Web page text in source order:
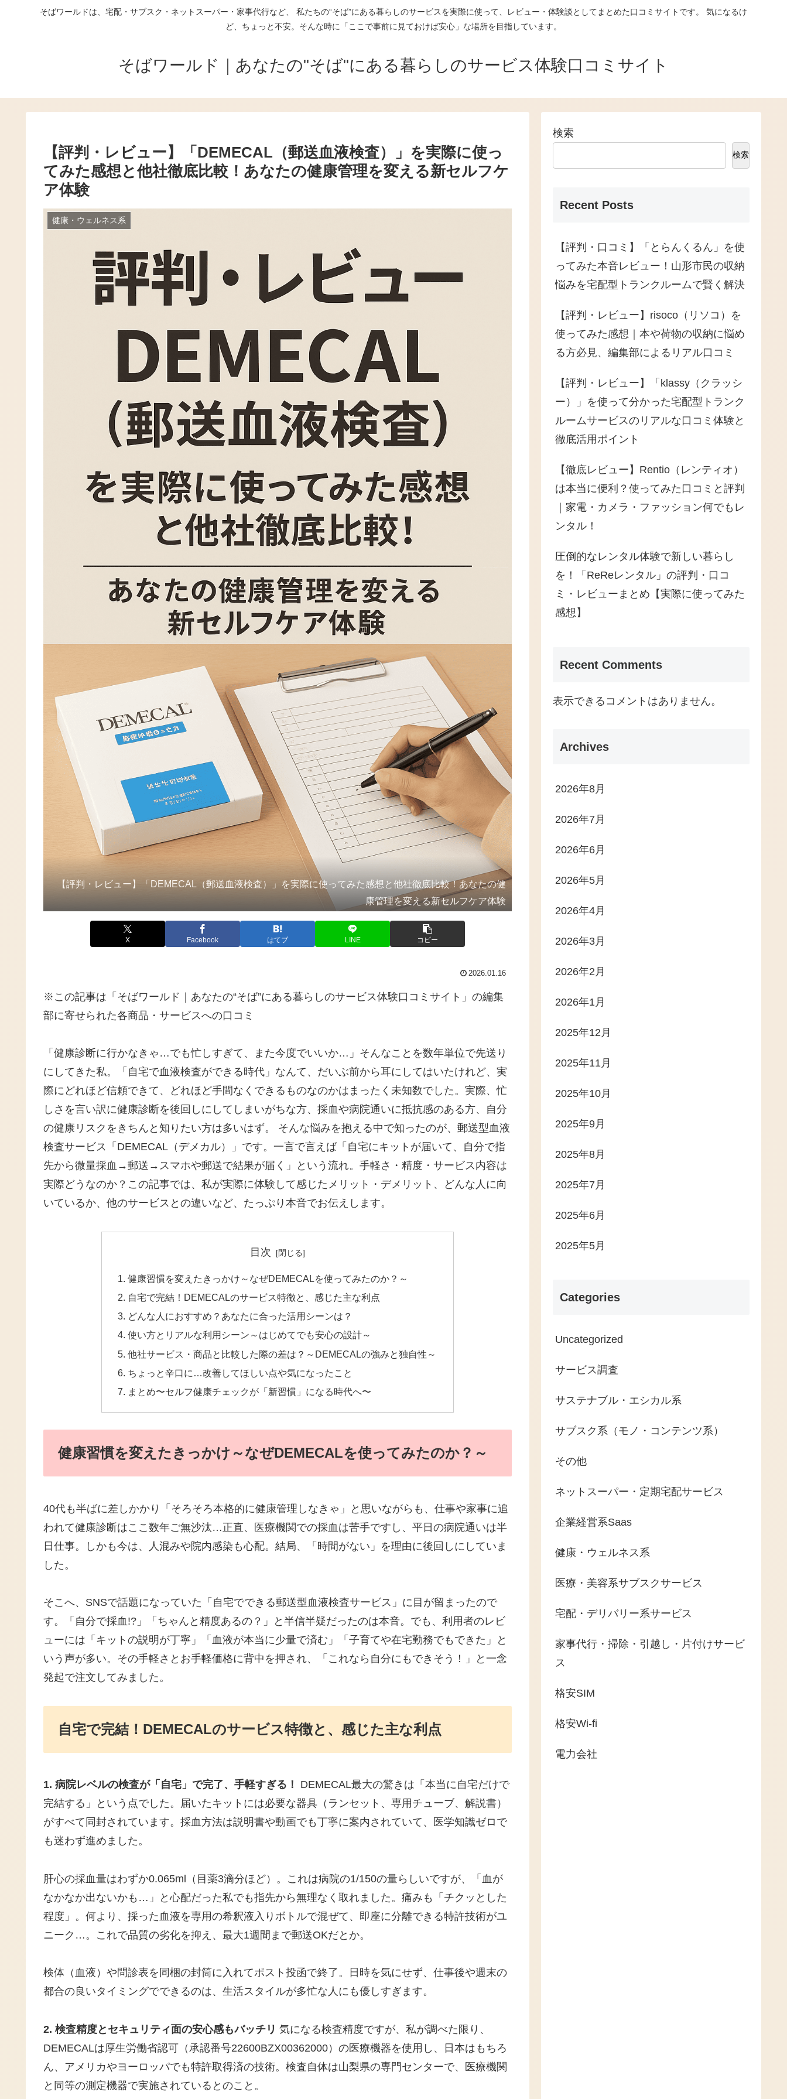
そばワールドは、宅配・サブスク・ネットスーパー・家事代行など、 私たちの“そば”にある暮らしのサービスを実際に使って、レビュー・体験談としてまとめた口コミサイトです。 気になるけ
ど、ちょっと不安。そんな時に「ここで事前に見ておけば安心」な場所を目指しています。
そばワールド｜あなたの"そば"にある暮らしのサービス体験口コミサイト
【評判・レビュー】「DEMECAL（郵送血液検査）」を実際に使っ
てみた感想と他社徹底比較！あなたの健康管理を変える新セルフケ
ア体験
健康・ウェルネス系
【評判・レビュー】「DEMECAL（郵送血液検査）」を実際に使ってみた感想と他社徹底比較！あなたの健
康管理を変える新セルフケア体験
X Facebook はてブ LINE コピー
2026.01.16
※この記事は「そばワールド｜あなたの“そば”にある暮らしのサービス体験口コミサイト」の編集
部に寄せられた各商品・サービスへの口コミ
「健康診断に行かなきゃ…でも忙しすぎて、また今度でいいか…」そんなことを数年単位で先送り
にしてきた私。「自宅で血液検査ができる時代」なんて、だいぶ前から耳にしてはいたけれど、実
際にどれほど信頼できて、どれほど手間なくできるものなのかはまったく未知数でした。実際、忙
しさを言い訳に健康診断を後回しにしてしまいがちな方、採血や病院通いに抵抗感のある方、自分
の健康リスクをきちんと知りたい方は多いはず。 そんな悩みを抱える中で知ったのが、郵送型血液
検査サービス「DEMECAL（デメカル）」です。一言で言えば「自宅にキットが届いて、自分で指
先から微量採血→郵送→スマホや郵送で結果が届く」という流れ。手軽さ・精度・サービス内容は
実際どうなのか？この記事では、私が実際に体験して感じたメリット・デメリット、どんな人に向
いているか、他のサービスとの違いなど、たっぷり本音でお伝えします。
目次
健康習慣を変えたきっかけ～なぜDEMECALを使ってみたのか？～
自宅で完結！DEMECALのサービス特徴と、感じた主な利点
どんな人におすすめ？あなたに合った活用シーンは？
使い方とリアルな利用シーン～はじめてでも安心の設計～
他社サービス・商品と比較した際の差は？～DEMECALの強みと独自性～
ちょっと辛口に…改善してほしい点や気になったこと
まとめ〜セルフ健康チェックが「新習慣」になる時代へ〜
健康習慣を変えたきっかけ～なぜDEMECALを使ってみたのか？～
40代も半ばに差しかかり「そろそろ本格的に健康管理しなきゃ」と思いながらも、仕事や家事に追
われて健康診断はここ数年ご無沙汰…正直、医療機関での採血は苦手ですし、平日の病院通いは半
日仕事。しかも今は、人混みや院内感染も心配。結局、「時間がない」を理由に後回しにしていま
した。
そこへ、SNSで話題になっていた「自宅でできる郵送型血液検査サービス」に目が留まったので
す。「自分で採血!?」「ちゃんと精度あるの？」と半信半疑だったのは本音。でも、利用者のレビ
ューには「キットの説明が丁寧」「血液が本当に少量で済む」「子育てや在宅勤務でもできた」と
いう声が多い。その手軽さとお手軽価格に背中を押され、「これなら自分にもできそう！」と一念
発起で注文してみました。
自宅で完結！DEMECALのサービス特徴と、感じた主な利点
1. 病院レベルの検査が「自宅」で完了、手軽すぎる！
DEMECAL最大の驚きは「本当に自宅だけで
完結する」という点でした。届いたキットには必要な器具（ランセット、専用チューブ、解説書）
がすべて同封されています。採血方法は説明書や動画でも丁寧に案内されていて、医学知識ゼロで
も迷わず進めました。
肝心の採血量はわずか0.065ml（目薬3滴分ほど）。これは病院の1/150の量らしいですが、「血が
なかなか出ないかも…」と心配だった私でも指先から無理なく取れました。痛みも「チクッとした
程度」。何より、採った血液を専用の希釈液入りボトルで混ぜて、即座に分離できる特許技術がユ
ニーク…。これで品質の劣化を抑え、最大1週間まで郵送OKだとか。
検体（血液）や問診表を同梱の封筒に入れてポスト投函で終了。日時を気にせず、仕事後や週末の
都合の良いタイミングでできるのは、生活スタイルが多忙な人にも優しすぎます。
2. 検査精度とセキュリティ面の安心感もバッチリ 気になる検査精度ですが、私が調べた限り、
DEMECALは厚生労働省認可（承認番号22600BZX00362000）の医療機器を使用し、日本はもちろ
ん、アメリカやヨーロッパでも特許取得済の技術。検査自体は山梨県の専門センターで、医療機関
と同等の測定機器で実施されているとのこと。
検索
検索
Recent Posts
【評判・口コミ】「とらんくるん」を使
ってみた本音レビュー！山形市民の収納
悩みを宅配型トランクルームで賢く解決
【評判・レビュー】risoco（リソコ）を
使ってみた感想｜本や荷物の収納に悩め
る方必見、編集部によるリアル口コミ
【評判・レビュー】「klassy（クラッシ
ー）」を使って分かった宅配型トランク
ルームサービスのリアルな口コミ体験と
徹底活用ポイント
【徹底レビュー】Rentio（レンティオ）
は本当に便利？使ってみた口コミと評判
｜家電・カメラ・ファッション何でもレ
ンタル！
圧倒的なレンタル体験で新しい暮らし
を！「ReReレンタル」の評判・口コ
ミ・レビューまとめ【実際に使ってみた
感想】
Recent Comments
表示できるコメントはありません。
Archives
2026年8月
2026年7月
2026年6月
2026年5月
2026年4月
2026年3月
2026年2月
2026年1月
2025年12月
2025年11月
2025年10月
2025年9月
2025年8月
2025年7月
2025年6月
2025年5月
Categories
Uncategorized
サービス調査
サステナブル・エシカル系
サブスク系（モノ・コンテンツ系）
その他
ネットスーパー・定期宅配サービス
企業経営系Saas
健康・ウェルネス系
医療・美容系サブスクサービス
宅配・デリバリー系サービス
家事代行・掃除・引越し・片付けサービ
ス
格安SIM
格安Wi-fi
電力会社